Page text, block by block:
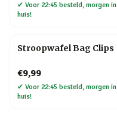
✔ Voor 22:45 besteld, morgen in
huis!
Stroopwafel Bag Clips
€9,99
✔ Voor 22:45 besteld, morgen in
huis!